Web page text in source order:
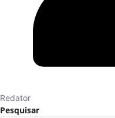
Redator
Pesquisar